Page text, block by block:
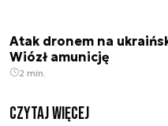
Atak dronem na
Wiózł amunicję
2 min.
czytaj więcej